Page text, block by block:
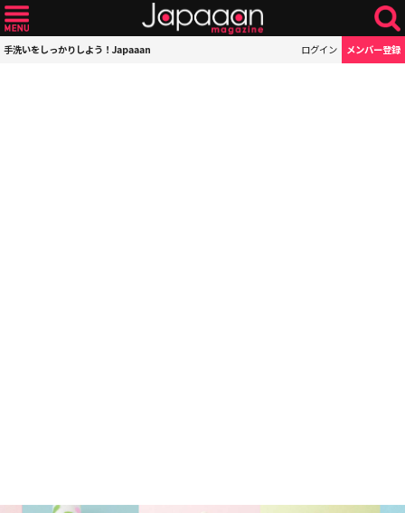
手洗いをしっかりしよう！Japaaan ログイン メンバー登録